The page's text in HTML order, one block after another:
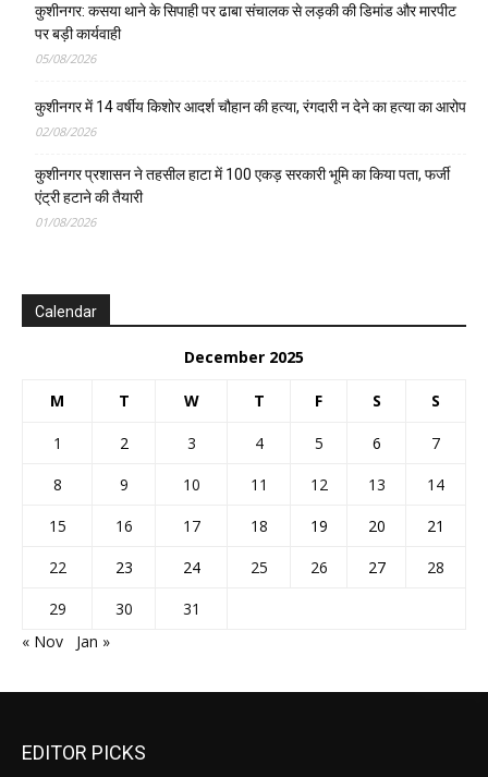
कुशीनगर: कसया थाने के सिपाही पर ढाबा संचालक से लड़की की डिमांड और मारपीट
पर बड़ी कार्यवाही
05/08/2026
कुशीनगर में 14 वर्षीय किशोर आदर्श चौहान की हत्या, रंगदारी न देने का हत्या का आरोप
02/08/2026
कुशीनगर प्रशासन ने तहसील हाटा में 100 एकड़ सरकारी भूमि का किया पता, फर्जी
एंट्री हटाने की तैयारी
01/08/2026
Calendar
December 2025
M T W T F S S
1 2 3 4 5 6
7
8
9 10 11 12 13
14
15
16 17 18 19 20
21
22
23 24 25 26 27
28
29
30
31
« Nov
Jan »
EDITOR PICKS